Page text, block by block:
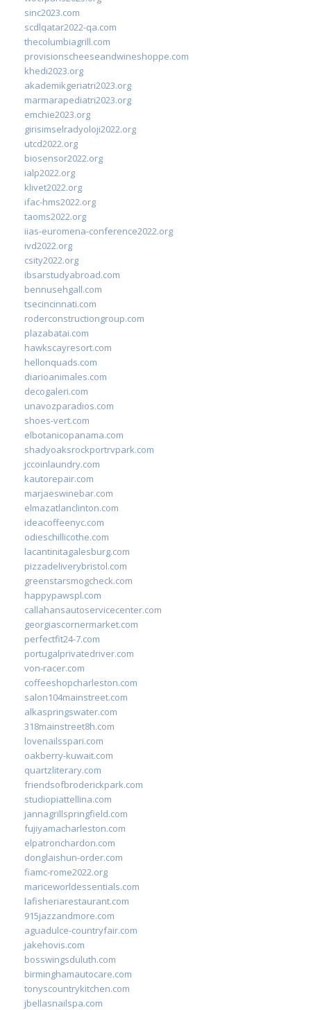
sinc2023.com
scdlqatar2022-qa.com
thecolumbiagrill.com
provisionscheeseandwineshoppe.com
khedi2023.org
akademikgeriatri2023.org
marmarapediatri2023.org
emchie2023.org
girisimselradyoloji2022.org
utcd2022.org
biosensor2022.org
ialp2022.org
klivet2022.org
ifac-hms2022.org
taoms2022.org
iias-euromena-conference2022.org
ivd2022.org
csity2022.org
ibsarstudyabroad.com
bennusehgall.com
tsecincinnati.com
roderconstructiongroup.com
plazabatai.com
hawkscayresort.com
hellonquads.com
diarioanimales.com
decogaleri.com
unavozparadios.com
shoes-vert.com
elbotanicopanama.com
shadyoaksrockportrvpark.com
jccoinlaundry.com
kautorepair.com
marjaeswinebar.com
elmazatlanclinton.com
ideacoffeenyc.com
odieschillicothe.com
lacantinitagalesburg.com
pizzadeliverybristol.com
greenstarsmogcheck.com
happypawspl.com
callahansautoservicecenter.com
georgiascornermarket.com
perfectfit24-7.com
portugalprivatedriver.com
von-racer.com
coffeeshopcharleston.com
salon104mainstreet.com
alkaspringswater.com
318mainstreet8h.com
lovenailsspari.com
oakberry-kuwait.com
quartzliterary.com
friendsofbroderickpark.com
studiopiattellina.com
jannagrillspringfield.com
fujiyamacharleston.com
elpatronchardon.com
donglaishun-order.com
fiamc-rome2022.org
mariceworldessentials.com
lafisheriarestaurant.com
915jazzandmore.com
aguadulce-countryfair.com
jakehovis.com
bosswingsduluth.com
birminghamautocare.com
tonyscountrykitchen.com
jbellasnailspa.com